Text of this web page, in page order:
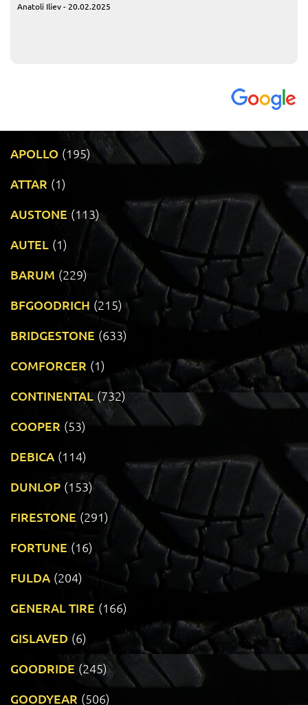
Anatoli Iliev - 20.02.2025
APOLLO (195)
ATTAR (1)
AUSTONE (113)
AUTEL (1)
BARUM (229)
BFGOODRICH (215)
BRIDGESTONE (633)
COMFORCER (1)
CONTINENTAL (732)
COOPER (53)
DEBICA (114)
DUNLOP (153)
FIRESTONE (291)
FORTUNE (16)
FULDA (204)
GENERAL TIRE (166)
GISLAVED (6)
GOODRIDE (245)
GOODYEAR (506)